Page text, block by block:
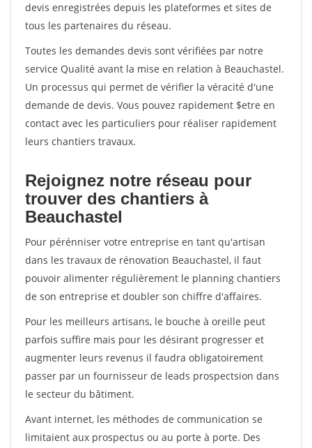
devis enregistrées depuis les plateformes et sites de
tous les partenaires du réseau.
Toutes les demandes devis sont vérifiées par notre
service Qualité avant la mise en relation à Beauchastel.
Un processus qui permet de vérifier la véracité d'une
demande de devis. Vous pouvez rapidement $etre en
contact avec les particuliers pour réaliser rapidement
leurs chantiers travaux.
Rejoignez notre réseau pour
trouver des chantiers à
Beauchastel
Pour pérénniser votre entreprise en tant qu'artisan
dans les travaux de rénovation Beauchastel, il faut
pouvoir alimenter régulièrement le planning chantiers
de son entreprise et doubler son chiffre d'affaires.
Pour les meilleurs artisans, le bouche à oreille peut
parfois suffire mais pour les désirant progresser et
augmenter leurs revenus il faudra obligatoirement
passer par un fournisseur de leads prospectsion dans
le secteur du bâtiment.
Avant internet, les méthodes de communication se
limitaient aux prospectus ou au porte à porte. Des